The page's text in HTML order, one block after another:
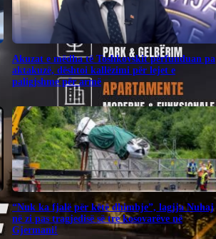
Akuzat e mëdha të Toshkovskit përfunduan pa
aktakuzë, dështoi kallëzimi për lejet e
paligjshme për armë
“Nuk ka fjalë për këtë dhimbje”, lagjja Nuhaj
në zi pas tragjedisë së tre kosovarëve në
Gjermani!